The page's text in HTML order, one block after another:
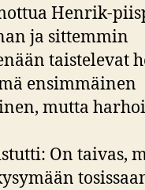
Henrik-
ja sittemmin
taistelevat
ensimmäinen
mutta
On taivas,